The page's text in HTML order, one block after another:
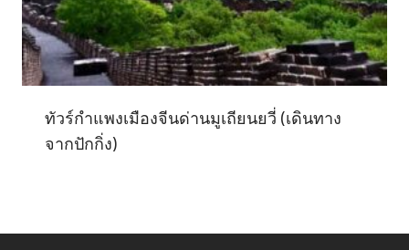
ทัวร์กำแพงเมืองจีนด่านมูเถียนยวี่ (เดินทาง
จากปักกิ่ง)